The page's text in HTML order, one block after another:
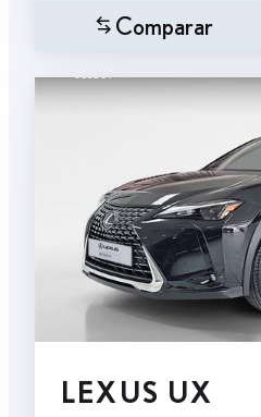
Comparar
LEXUS UX